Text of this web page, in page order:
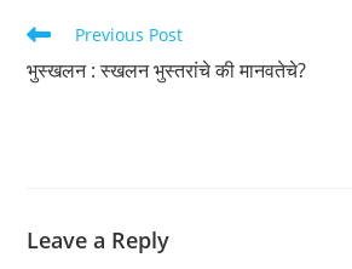
Read
articles
Previous Post
भुस्खलन : स्खलन भुस्तरांचे की मानवतेचे?
Leave a Reply